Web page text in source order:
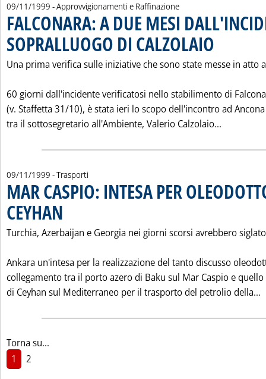
09/11/1999 - Approvvigionamenti e Raffinazione
FALCONARA: A DUE MESI
SOPRALLUOGO DI CALZOLAIO
Una prima verifica sulle iniziative che sono state messe in atto a
60 giorni dall'incidente verificatosi nello stabilimento di
(v. Staffetta 31/10), è stata ieri lo scopo dell'incontro ad Ancona
tra il sottosegretario all'Ambiente, Valerio Calzolaio...
09/11/1999 - Trasporti
MAR CASPIO: INTESA PER
CEYHAN
Turchia, Azerbaijan e Georgia nei giorni scorsi avrebbero
Ankara un'intesa per la realizzazione del tanto discusso
collegamento tra il porto azero di Baku sul Mar Caspio e
di Ceyhan sul Mediterraneo per il trasporto del petrolio della...
Torna su...
1
2